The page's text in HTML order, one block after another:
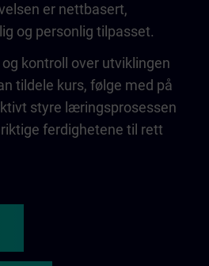
er nettbasert,
og personlig tilpasset.
kontroll over utviklingen
tildele kurs, følge med på
styre læringsprosessen
ferdighetene til rett